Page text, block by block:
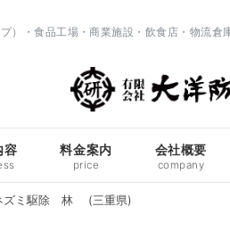
・食品工場・商業施設・飲食店・物流倉
容 料金案内
price
会社概要
company
ズミ駆除 林 (三重県)